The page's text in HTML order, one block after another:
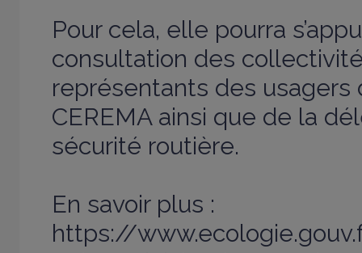
Pour cela, elle pourra
consultation des
représentants des usagers
CEREMA ainsi que de la
sécurité routière.
En savoir plus :
https://